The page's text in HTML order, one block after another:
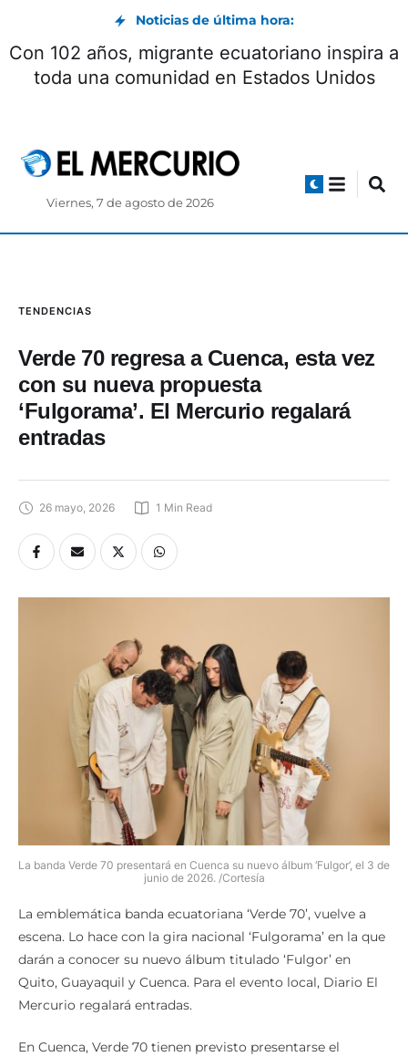
Noticias de última hora:
Con 102 años, migrante ecuatoriano inspira a
toda una comunidad en Estados Unidos
Viernes, 7 de agosto de 2026
TENDENCIAS
Verde 70 regresa a Cuenca, esta vez
con su nueva propuesta
‘Fulgorama’. El Mercurio regalará
entradas
26 mayo, 2026 1 Min Read
La banda Verde 70 presentará en Cuenca su nuevo álbum ‘Fulgor’, el 3 de
junio de 2026. /Cortesía
La emblemática banda ecuatoriana ‘Verde 70’, vuelve a
escena. Lo hace con la gira nacional ‘Fulgorama’ en la que
darán a conocer su nuevo álbum titulado ‘Fulgor’ en
Quito, Guayaquil y Cuenca. Para el evento local, Diario El
Mercurio regalará entradas.
En Cuenca, Verde 70 tienen previsto presentarse el